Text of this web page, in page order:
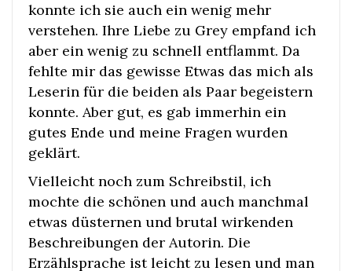
konnte ich sie auch ein wenig mehr
verstehen. Ihre Liebe zu Grey empfand ich
aber ein wenig zu schnell entflammt. Da
fehlte mir das gewisse Etwas das mich als
Leserin für die beiden als Paar begeistern
konnte. Aber gut, es gab immerhin ein
gutes Ende und meine Fragen wurden
geklärt.
Vielleicht noch zum Schreibstil, ich
mochte die schönen und auch manchmal
etwas düsternen und brutal wirkenden
Beschreibungen der Autorin. Die
Erzählsprache ist leicht zu lesen und man